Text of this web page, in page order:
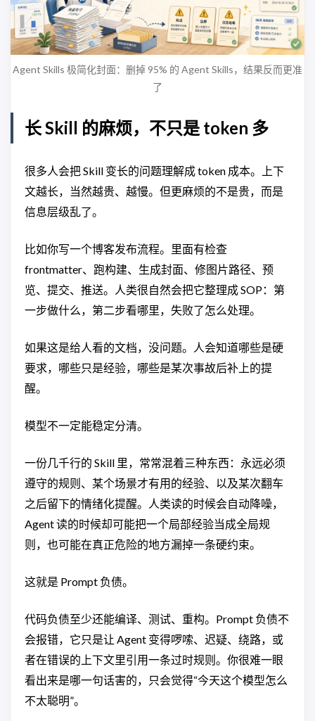
Agent Skills 极简化封面：删掉 95% 的 Agent Skills，结果反而更准
了
长 Skill 的麻烦，不只是 token 多
很多人会把 Skill 变长的问题理解成 token 成本。上下
文越长，当然越贵、越慢。但更麻烦的不是贵，而是
信息层级乱了。
比如你写一个博客发布流程。里面有检查
frontmatter、跑构建、生成封面、修图片路径、预
览、提交、推送。人类很自然会把它整理成 SOP：第
一步做什么，第二步看哪里，失败了怎么处理。
如果这是给人看的文档，没问题。人会知道哪些是硬
要求，哪些只是经验，哪些是某次事故后补上的提
醒。
模型不一定能稳定分清。
一份几千行的 Skill 里，常常混着三种东西：永远必须
遵守的规则、某个场景才有用的经验、以及某次翻车
之后留下的情绪化提醒。人类读的时候会自动降噪，
Agent 读的时候却可能把一个局部经验当成全局规
则，也可能在真正危险的地方漏掉一条硬约束。
这就是 Prompt 负债。
代码负债至少还能编译、测试、重构。Prompt 负债不
会报错，它只是让 Agent 变得啰嗦、迟疑、绕路，或
者在错误的上下文里引用一条过时规则。你很难一眼
看出来是哪一句话害的，只会觉得“今天这个模型怎么
不太聪明”。